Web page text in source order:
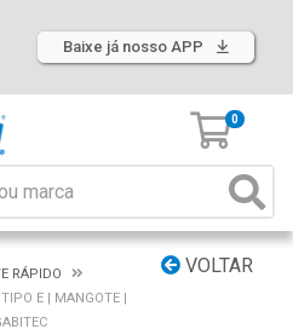
Baixe já nosso APP
0
VOLTAR
RÁPIDO
E | MANGOTE |